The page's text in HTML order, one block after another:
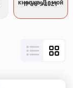
IPad 9 2021